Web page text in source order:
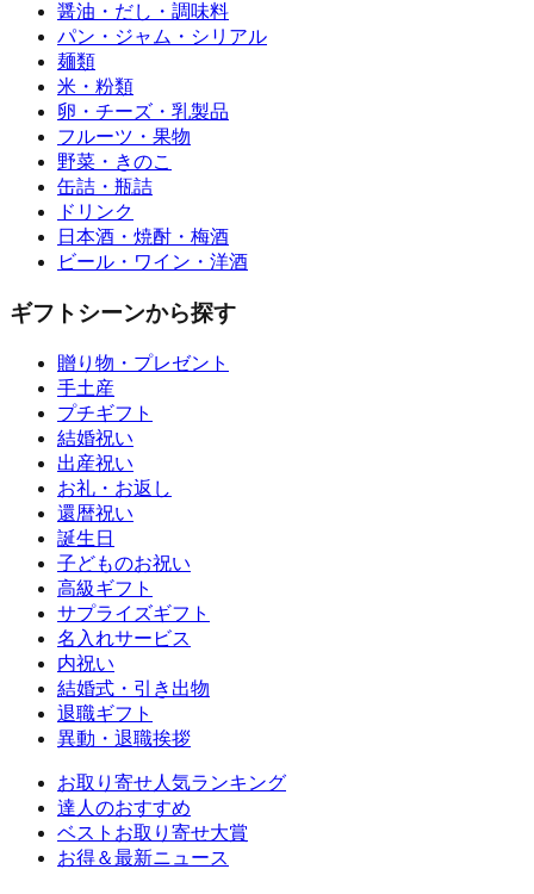
醤油・だし・調味料
パン・ジャム・シリアル
麺類
米・粉類
卵・チーズ・乳製品
フルーツ・果物
野菜・きのこ
缶詰・瓶詰
ドリンク
日本酒・焼酎・梅酒
ビール・ワイン・洋酒
ギフトシーンから探す
贈り物・プレゼント
手土産
プチギフト
結婚祝い
出産祝い
お礼・お返し
還暦祝い
誕生日
子どものお祝い
高級ギフト
サプライズギフト
名入れサービス
内祝い
結婚式・引き出物
退職ギフト
異動・退職挨拶
お取り寄せ人気ランキング
達人のおすすめ
ベストお取り寄せ大賞
お得＆最新ニュース